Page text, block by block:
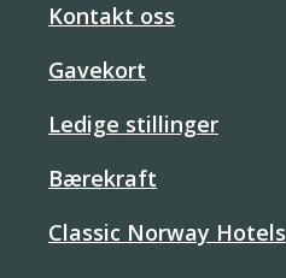
Kontakt oss
Gavekort
Ledige stillinger
Bærekraft
Classic Norway Hotels